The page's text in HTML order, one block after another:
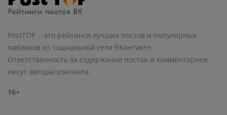
PostTOP - это рейтинги лучших постов и популярных
пабликов из социальной сети ВКонтакте.
Ответственность за содержание постов и комментариев
несут авторы контента.
16+